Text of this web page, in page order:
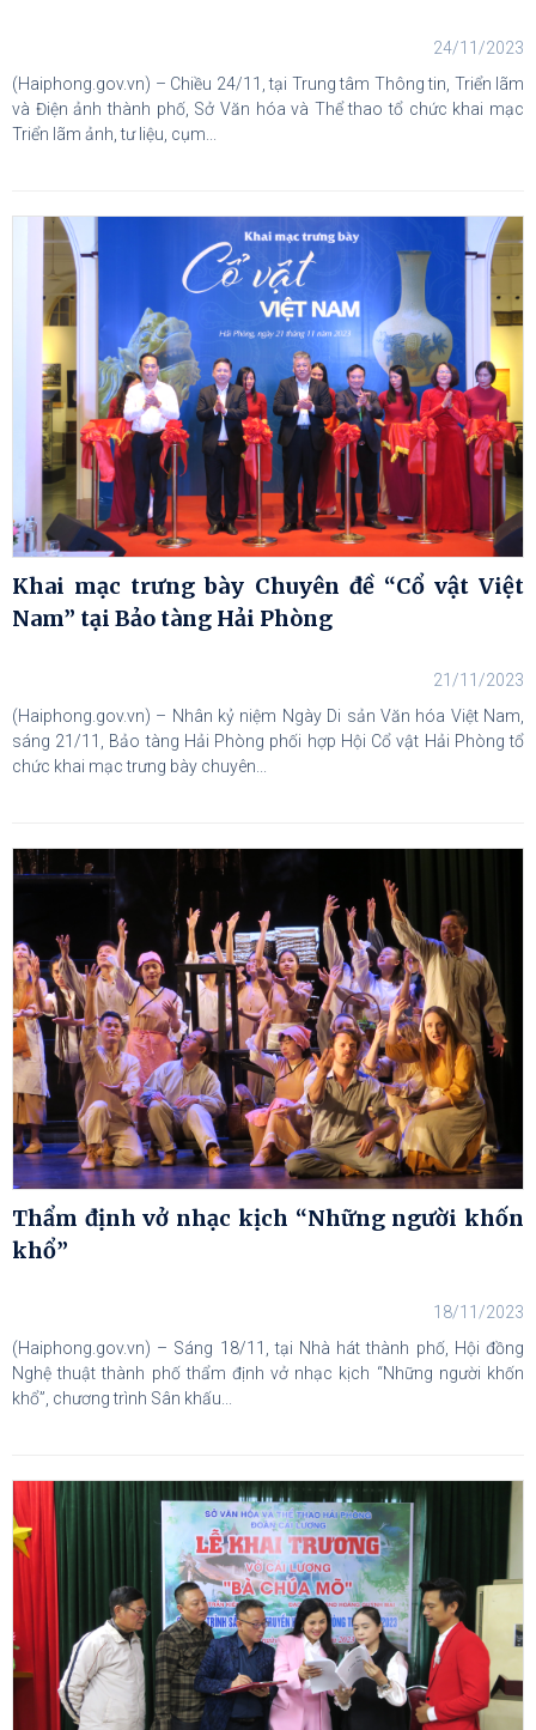
24/11/2023
(Haiphong.gov.vn) – Chiều 24/11, tại Trung tâm Thông tin, Triển lãm
và Điện ảnh thành phố, Sở Văn hóa và Thể thao tổ chức khai mạc
Triển lãm ảnh, tư liệu, cụm...
Khai mạc trưng bày Chuyên đề “Cổ vật Việt
Nam” tại Bảo tàng Hải Phòng
21/11/2023
(Haiphong.gov.vn) – Nhân kỷ niệm Ngày Di sản Văn hóa Việt Nam,
sáng 21/11, Bảo tàng Hải Phòng phối hợp Hội Cổ vật Hải Phòng tổ
chức khai mạc trưng bày chuyên...
Thẩm định vở nhạc kịch “Những người khốn
khổ”
18/11/2023
(Haiphong.gov.vn) – Sáng 18/11, tại Nhà hát thành phố, Hội đồng
Nghệ thuật thành phố thẩm định vở nhạc kịch “Những người khốn
khổ”, chương trình Sân khấu...